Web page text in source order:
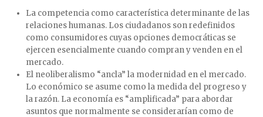
La competencia como característica determinante de las
relaciones humanas. Los ciudadanos son redefinidos
como consumidores cuyas opciones democráticas se
ejercen esencialmente cuando compran y venden en el
mercado.
El neoliberalismo “ancla” la modernidad en el mercado.
Lo económico se asume como la medida del progreso y
la razón. La economía es “amplificada” para abordar
asuntos que normalmente se considerarían como de